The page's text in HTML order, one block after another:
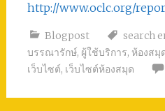
http://www.oclc.org/
Blogpost search
บรรณารักษ์, ผู้ใช้บริการ, ห้องสมุ
เว็บไซต์, เว็บไซต์ห้องสมุด